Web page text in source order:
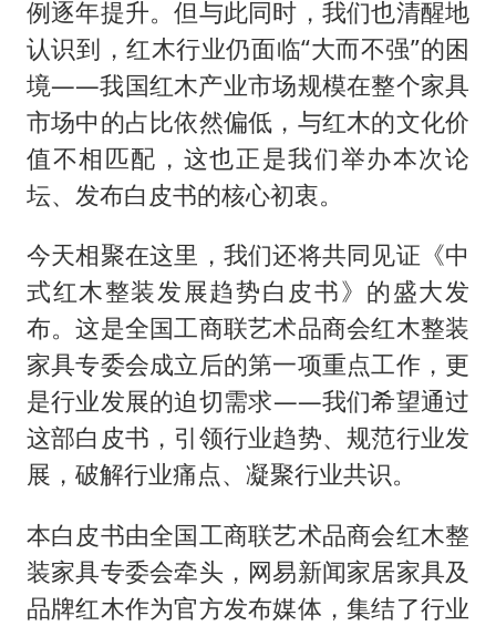
例逐年提升。但与此同时，我们也清醒地
认识到，红木行业仍面临“大而不强”的困
境——我国红木产业市场规模在整个家具
市场中的占比依然偏低，与红木的文化价
值不相匹配，这也正是我们举办本次论
坛、发布白皮书的核心初衷。
今天相聚在这里，我们还将共同见证《中
式红木整装发展趋势白皮书》的盛大发
布。这是全国工商联艺术品商会红木整装
家具专委会成立后的第一项重点工作，更
是行业发展的迫切需求——我们希望通过
这部白皮书，引领行业趋势、规范行业发
展，破解行业痛点、凝聚行业共识。
本白皮书由全国工商联艺术品商会红木整
装家具专委会牵头，网易新闻家居家具及
品牌红木作为官方发布媒体，集结了行业